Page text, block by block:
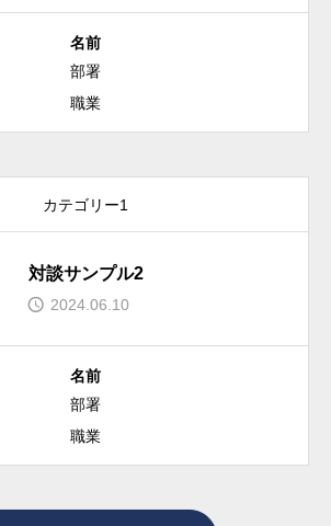
名前
部署
職業
カテゴリー1
対談サンプル2
2024.06.10
名前
部署
職業